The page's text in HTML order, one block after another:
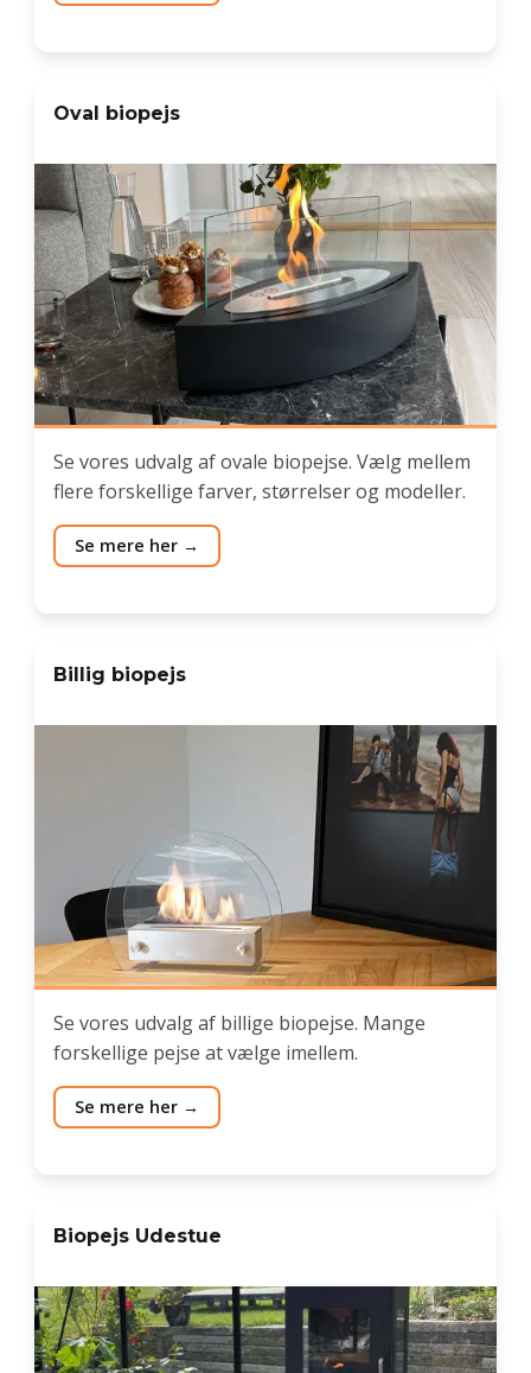
Oval biopejs
Se vores udvalg af ovale biopejse. Vælg mellem
flere forskellige farver, størrelser og modeller.
Se mere her
Billig biopejs
Se vores udvalg af billige biopejse. Mange
forskellige pejse at vælge imellem.
Se mere her
Biopejs Udestue